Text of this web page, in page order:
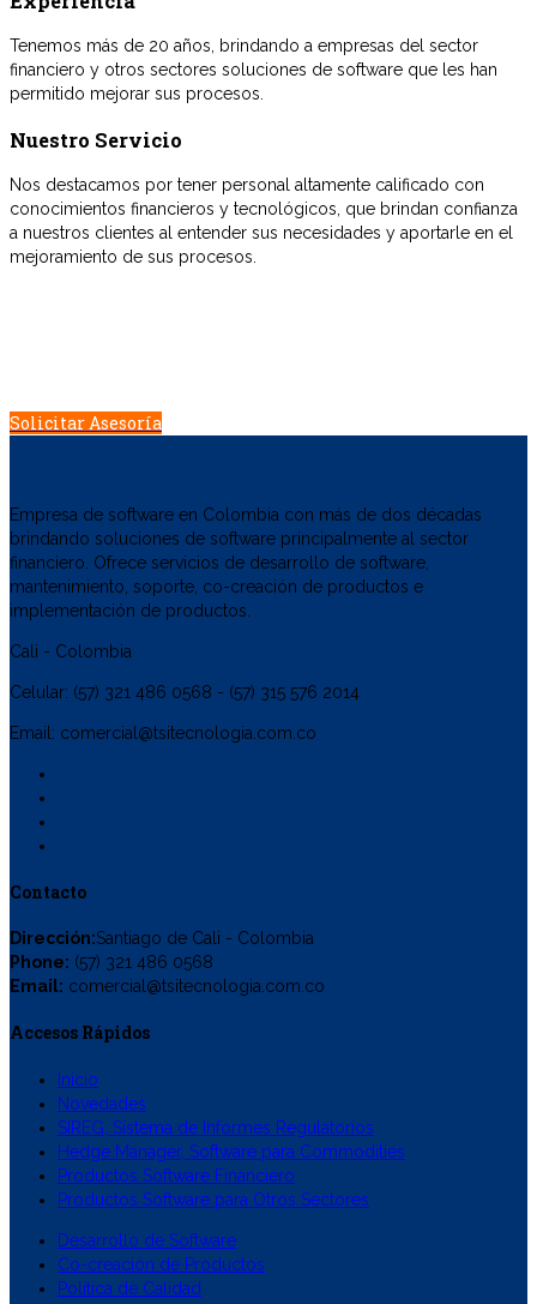
Tenemos más de 20 años, brindando a empresas del sector
financiero y otros sectores soluciones de software que les han
permitido mejorar sus procesos.
Nuestro Servicio
Nos destacamos por tener personal altamente calificado con
conocimientos financieros y tecnológicos, que brindan confianza
a nuestros clientes al entender sus necesidades y aportarle en el
mejoramiento de sus procesos.
Solicitar Asesoría
Empresa de software en Colombia con más de dos décadas
brindando soluciones de software principalmente al sector
financiero. Ofrece servicios de desarrollo de software,
mantenimiento, soporte, co-creación de productos e
implementación de productos.
Cali - Colombia
Celular: (57) 321 486 0568 - (57) 315 576 2014
Email: comercial@tsitecnologia.com.co
Contacto
Dirección:Santiago de Cali - Colombia
Phone: (57) 321 486 0568
Email: comercial@tsitecnologia.com.co
Accesos Rápidos
Inicio
Novedades
SIREG, Sistema de Informes Regulatorios
Hedge Manager, Software para Commodities
Productos Software Financiero
Productos Software para Otros Sectores
Desarrollo de Software
Co-creación de Productos
Política de Calidad